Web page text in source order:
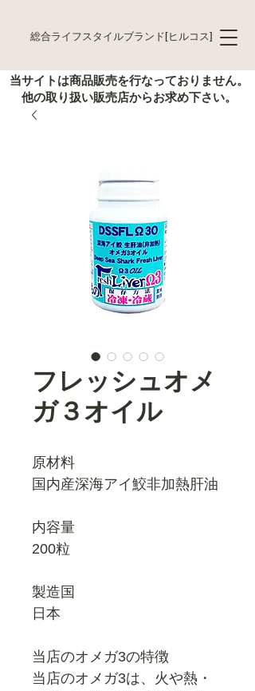
総合ライフスタイルブランド[ヒルコス]
当サイトは商品販売を行なっておりません。
他の取り扱い販売店からお求め下さい。
フレッシュオメ
ガ３オイル
原材料
国内産深海アイ鮫非加熱肝油
内容量
200粒
製造国
日本
当店のオメガ3の特徴
当店のオメガ3は、火や熱・